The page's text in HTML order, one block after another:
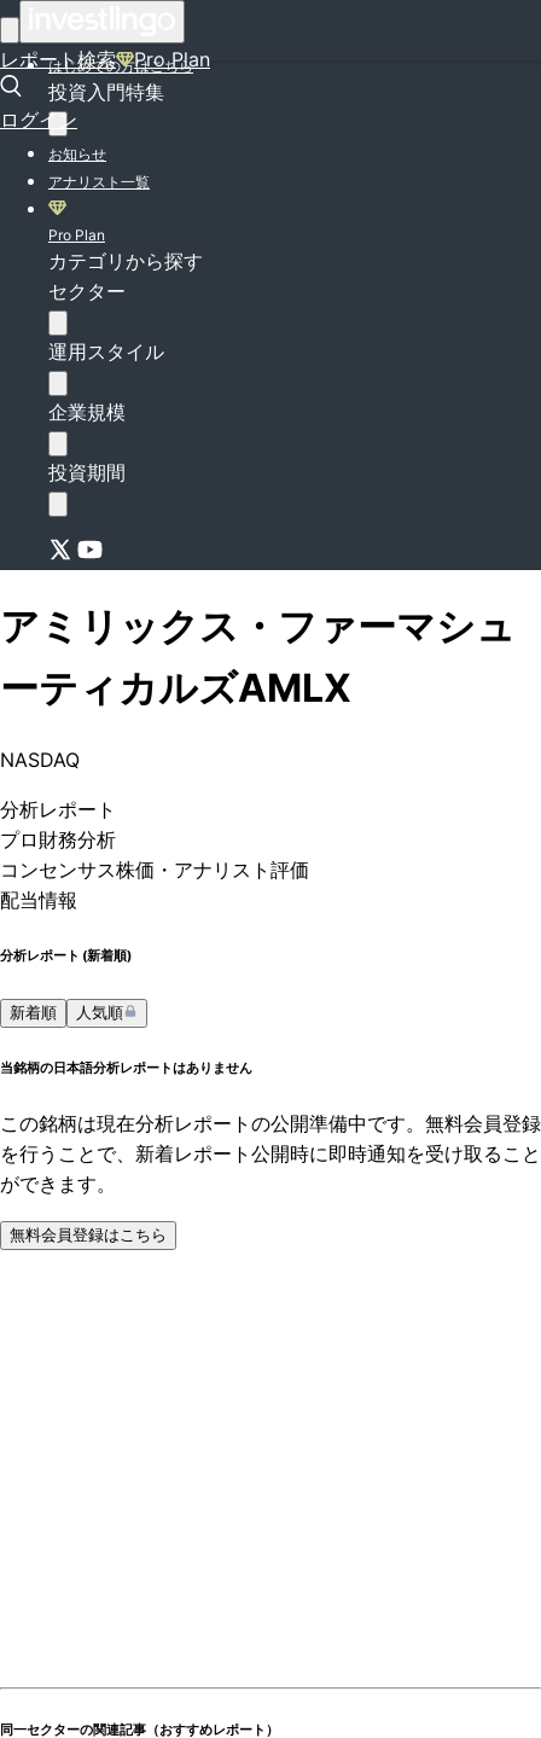
レポート検索 Pro Plan
ログイン
はじめての方はこちら
投資入門特集
お知らせ
アナリスト一覧
Pro Plan
カテゴリから探す
セクター
運用スタイル
企業規模
投資期間
アミリックス・ファーマシュ
ーティカルズAMLX
NASDAQ
分析レポート
プロ 財務分析
コンセンサス株価 ・アナリスト評価
配当情報
分析レポート (新着順)
新着順 人気順
当銘柄の日本語分析レポートはありません
この銘柄は現在分析レポートの公開準備中です。無料会員登録
を行うことで、新着レポート公開時に即時通知を受け取ること
ができます。
無料会員登録はこちら
同一セクターの関連記事（おすすめレポート）